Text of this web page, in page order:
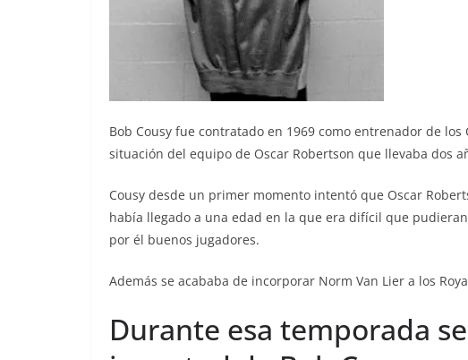
Bob Cousy fue contratado en 1969 como entrenador de
situación del equipo de Oscar Robertson que llevaba dos
Cousy desde un primer momento intentó que Oscar
había llegado a una edad en la que era difícil que
por él buenos jugadores.
Además se acababa de incorporar Norm Van Lier a los
Durante esa temporada